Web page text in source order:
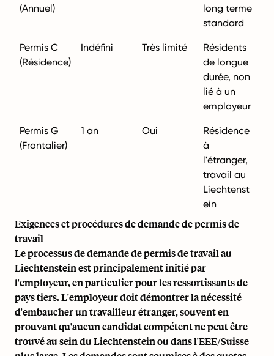
(Annuel)
long terme
standard
Permis C
(Résidence)
Indéfini Très limité
Résidents
de longue
durée, non
lié à un
employeur
Permis G
(Frontalier)
1 an Oui
Résidence
à
l'étranger,
travail au
Liechtenst
ein
Exigences et procédures de demande de permis de
travail
Le processus de demande de permis de travail au
Liechtenstein est principalement initié par
l'employeur, en particulier pour les ressortissants de
pays tiers. L'employeur doit démontrer la nécessité
d'embaucher un travailleur étranger, souvent en
prouvant qu'aucun candidat compétent ne peut être
trouvé au sein du Liechtenstein ou dans l'EEE/Suisse